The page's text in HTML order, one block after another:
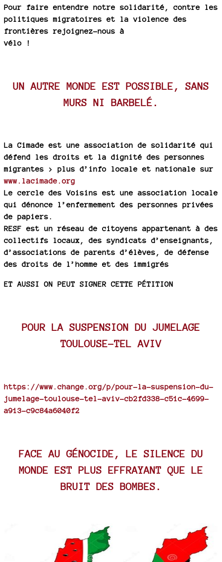
Pour faire entendre notre solidarité, contre les
politiques migratoires et la violence des
frontières rejoignez-nous à
vélo !
UN AUTRE MONDE EST POSSIBLE, SANS
MURS NI BARBELÉ.
La Cimade est une association de solidarité qui
défend les droits et la dignité des personnes
migrantes > plus d’info locale et nationale sur
www.lacimade.org
Le cercle des Voisins est une association locale
qui dénonce l’enfermement des personnes privées
de papiers.
RESF est un réseau de citoyens appartenant à des
collectifs locaux, des syndicats d’enseignants,
d’associations de parents d’élèves, de défense
des droits de l’homme et des immigrés
ET AUSSI ON PEUT SIGNER CETTE PÉTITION
POUR LA SUSPENSION DU JUMELAGE
TOULOUSE-TEL AVIV
https://www.change.org/p/pour-la-suspension-du-
jumelage-toulouse-tel-aviv-cb2fd338-c51c-4699-
a913-c9c84a6040f2
FACE AU GÉNOCIDE, LE SILENCE DU
MONDE EST PLUS EFFRAYANT QUE LE
BRUIT DES BOMBES.